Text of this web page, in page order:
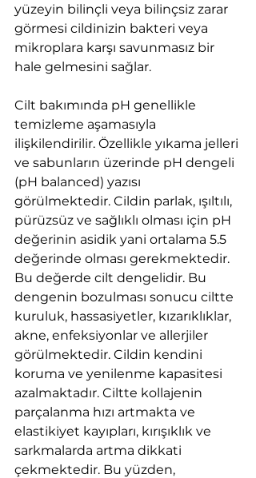
yüzeyin bilinçli veya bilinçsiz zarar
görmesi cildinizin bakteri veya
mikroplara karşı savunmasız bir
hale gelmesini sağlar.
Cilt bakımında pH genellikle
temizleme aşamasıyla
ilişkilendirilir. Özellikle yıkama jelleri
ve sabunların üzerinde pH dengeli
(pH balanced) yazısı
görülmektedir. Cildin parlak, ışıltılı,
pürüzsüz ve sağlıklı olması için pH
değerinin asidik yani ortalama 5.5
değerinde olması gerekmektedir.
Bu değerde cilt dengelidir. Bu
dengenin bozulması sonucu ciltte
kuruluk, hassasiyetler, kızarıklıklar,
akne, enfeksiyonlar ve allerjiler
görülmektedir. Cildin kendini
koruma ve yenilenme kapasitesi
azalmaktadır. Ciltte kollajenin
parçalanma hızı artmakta ve
elastikiyet kayıpları, kırışıklık ve
sarkmalarda artma dikkati
çekmektedir. Bu yüzden,